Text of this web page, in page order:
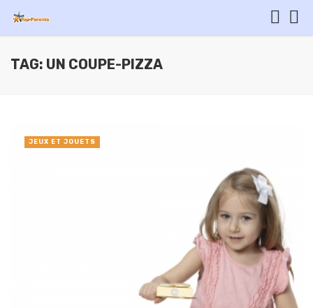
TAG: UN COUPE-PIZZA
JEUX ET JOUETS